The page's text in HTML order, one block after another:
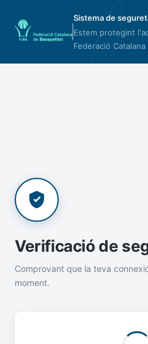
Sistema de
Estem protegint
Federació
Verificació de
Comprovant que la teva
moment.